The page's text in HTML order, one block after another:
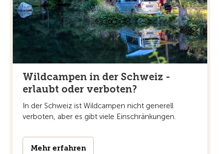
Wildcampen in der Schweiz -
erlaubt oder verboten?
In der Schweiz ist Wildcampen nicht generell
verboten, aber es gibt viele Einschränkungen.
Mehr erfahren